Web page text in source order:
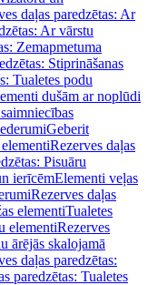
daļas paredzētas: Ar
Ar vārstu
Zemapmetuma
Stiprināšanas
Tualetes podu
dušām ar noplūdi
Geberit
Rezerves daļas
Pisuāru
ierīcēmElementi veļas
Rezerves daļas
elementiTualetes
elementiRezerves
ārējās skalojamā
daļas paredzētas:
paredzētas: Tualetes